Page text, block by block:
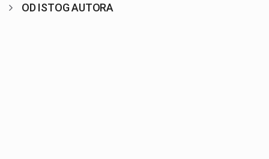
OD ISTOG AUTORA